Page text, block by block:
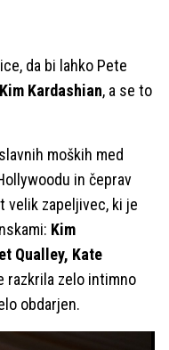
da bi lahko Pete
Kim Kardashian, a se to
moških med
in čeprav
velik zapeljivec, ki je
Kim
Qualley, Kate
razkrila zelo intimno
obdarjen.